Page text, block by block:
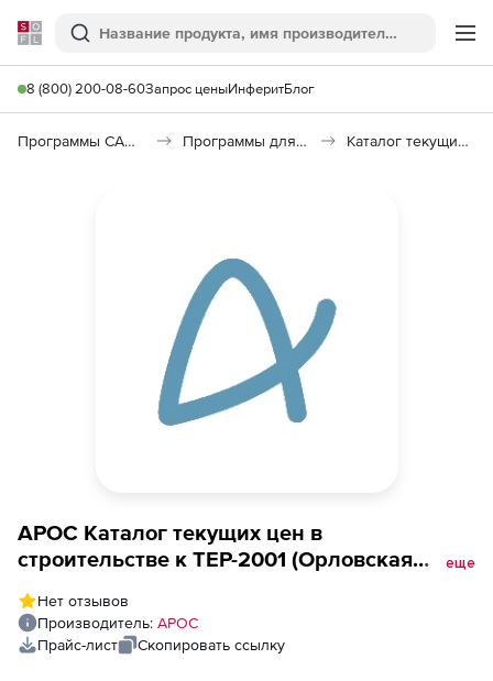
Softline
Поиск
8 (800) 200-08-60Запрос ценыИнферитБлог
Программы САПР и ГИС Программы для документооборота Каталог текущих цен в строительстве (КТЦ)
АРОС Каталог текущих цен в
строительстве к ТЕР-2001 (Орловская
месяц, 2-е и последующие рабочие места
еще
Нет отзывов
Производитель: АРОС
Прайс-лист
Скопировать ссылку